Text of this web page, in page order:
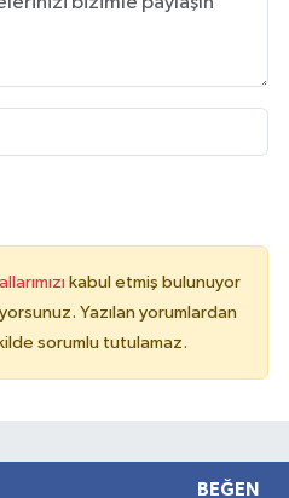
kabul etmiş bulunuyor
Yazılan yorumlardan
sorumlu tutulamaz.
BEĞEN